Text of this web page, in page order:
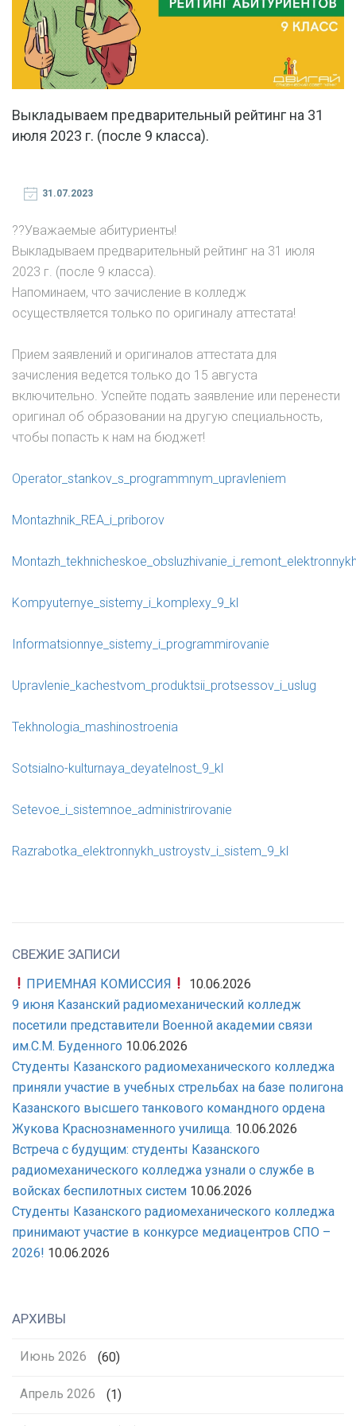
Выкладываем предварительный рейтинг на 31
июля 2023 г. (после 9 класса).
31.07.2023
?‍?Уважаемые абитуриенты!
Выкладываем предварительный рейтинг на 31 июля
2023 г. (после 9 класса).
Напоминаем, что зачисление в колледж
осуществляется только по оригиналу аттестата!
Прием заявлений и оригиналов аттестата для
зачисления ведется только до 15 августа
включительно. Успейте подать заявление или перенести
оригинал об образовании на другую специальность,
чтобы попасть к нам на бюджет!
Operator_stankov_s_programmnym_upravleniem
Montazhnik_REA_i_priborov
Kompyuternye_sistemy_i_komplexy_9_kl
Informatsionnye_sistemy_i_programmirovanie
Upravlenie_kachestvom_produktsii_protsessov_i_uslug
Tekhnologia_mashinostroenia
Sotsialno-kulturnaya_deyatelnost_9_kl
Setevoe_i_sistemnoe_administrirovanie
Razrabotka_elektronnykh_ustroystv_i_sistem_9_kl
СВЕЖИЕ ЗАПИСИ
ПРИЕМНАЯ КОМИССИЯ
10.06.2026
9 июня Казанский радиомеханический колледж
посетили представители Военной академии связи
им.С.М. Буденного 10.06.2026
Студенты Казанского радиомеханического колледжа
приняли участие в учебных стрельбах на базе полигона
Казанского высшего танкового командного ордена
Жукова Краснознаменного училища. 10.06.2026
Встреча с будущим: студенты Казанского
радиомеханического колледжа узнали о службе в
войсках беспилотных систем 10.06.2026
Студенты Казанского радиомеханического колледжа
принимают участие в конкурсе медиацентров СПО –
2026! 10.06.2026
АРХИВЫ
Июнь 2026 (60)
Апрель 2026 (1)